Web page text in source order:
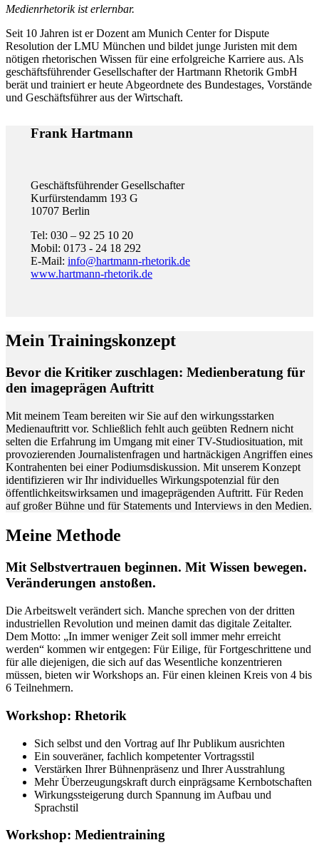
Medienrhetorik ist erlernbar.
Seit 10 Jahren ist er Dozent am Munich Center for Dispute
Resolution der LMU München und bildet junge Juristen mit dem
nötigen rhetorischen Wissen für eine erfolgreiche Karriere aus. Als
geschäftsführender Gesellschafter der Hartmann Rhetorik GmbH
berät und trainiert er heute Abgeordnete des Bundestages, Vorstände
und Geschäftsführer aus der Wirtschaft.
Frank Hartmann
Geschäftsführender Gesellschafter
Kurfürstendamm 193 G
10707 Berlin
Tel: 030 – 92 25 10 20
Mobil: 0173 - 24 18 292
E-Mail: info@hartmann-rhetorik.de
www.hartmann-rhetorik.de
Mein Trainingskonzept
Bevor die Kritiker zuschlagen: Medienberatung für
den imageprägen Auftritt
Mit meinem Team bereiten wir Sie auf den wirkungsstarken
Medienauftritt vor. Schließlich fehlt auch geübten Rednern nicht
selten die Erfahrung im Umgang mit einer TV-Studiosituation, mit
provozierenden Journalistenfragen und hartnäckigen Angriffen eines
Kontrahenten bei einer Podiumsdiskussion. Mit unserem Konzept
identifizieren wir Ihr individuelles Wirkungspotenzial für den
öffentlichkeitswirksamen und imageprägenden Auftritt. Für Reden
auf großer Bühne und für Statements und Interviews in den Medien.
Meine Methode
Mit Selbstvertrauen beginnen. Mit Wissen bewegen.
Veränderungen anstoßen.
Die Arbeitswelt verändert sich. Manche sprechen von der dritten
industriellen Revolution und meinen damit das digitale Zeitalter.
Dem Motto: „In immer weniger Zeit soll immer mehr erreicht
werden“ kommen wir entgegen: Für Eilige, für Fortgeschrittene und
für alle diejenigen, die sich auf das Wesentliche konzentrieren
müssen, bieten wir Workshops an. Für einen kleinen Kreis von 4 bis
6 Teilnehmern.
Workshop: Rhetorik
Sich selbst und den Vortrag auf Ihr Publikum ausrichten
Ein souveräner, fachlich kompetenter Vortragsstil
Verstärken Ihrer Bühnenpräsenz und Ihrer Ausstrahlung
Mehr Überzeugungskraft durch einprägsame Kernbotschaften
Wirkungssteigerung durch Spannung im Aufbau und
Sprachstil
Workshop: Medientraining